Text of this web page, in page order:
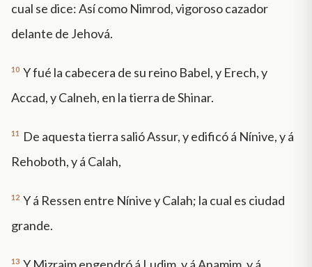
cual se dice: Así como Nimrod, vigoroso cazador
delante de Jehová.
10 Y fué la cabecera de su reino Babel, y Erech, y
Accad, y Calneh, en la tierra de Shinar.
11
De aquesta tierra salió Assur, y edificó á Nínive, y á
Rehoboth, y á Calah,
12 Y á Ressen entre Nínive y Calah; la cual es ciudad
grande.
13 Y Mizraim engendró á Ludim, y á Anamim, y á